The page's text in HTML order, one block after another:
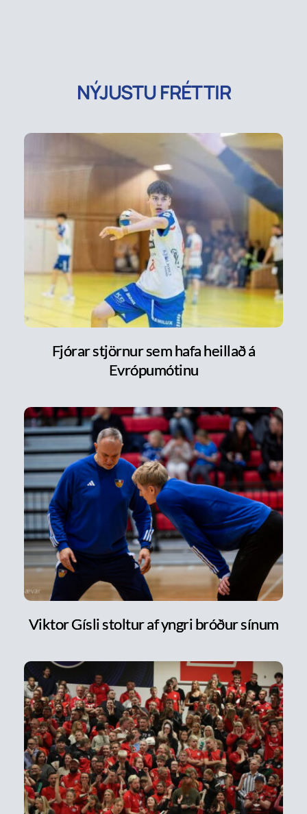
NÝJUSTU FRÉTTIR
Fjórar stjörnur sem hafa heillað á
Evrópumótinu
Viktor Gísli stoltur af yngri bróður sínum